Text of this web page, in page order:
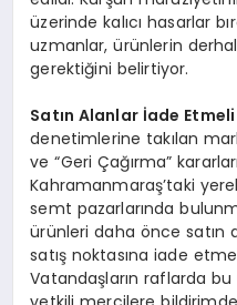
üzerinde kalıcı hasarlar
uzmanlar, ürünlerin derhal
gerektiğini belirtiyor.
Satın Alanlar İade Etmeli
denetimlerine takılan
ve “Geri Çağırma”
Kahramanmaraş’taki
semt pazarlarında
ürünleri daha önce satın
satış noktasına iade
Vatandaşların raflarda